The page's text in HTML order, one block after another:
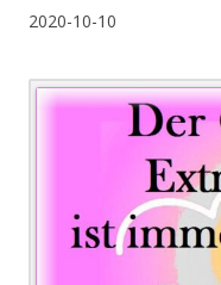
2020-10-10